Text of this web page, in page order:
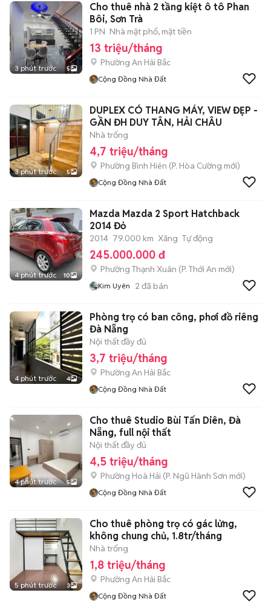
3 phút trước 5
Cho thuê nhà 2 tầng kiệt ô tô Phan
Bôi, Sơn Trà
1 PN Nhà mặt phố, mặt tiền
13 triệu/tháng
Phường An Hải Bắc
Cộng Đồng Nhà Đất
3 phút trước 5
DUPLEX CÓ THANG MÁY, VIEW ĐẸP -
GẦN ĐH DUY TÂN, HẢI CHÂU
Nhà trống
4,7 triệu/tháng
Phường Bình Hiên (P. Hòa Cường mới)
Cộng Đồng Nhà Đất
4 phút trước 10
Mazda Mazda 2 Sport Hatchback
2014 Đỏ
2014 79.000 km Xăng Tự động
245.000.000 đ
Phường Thạnh Xuân (P. Thới An mới)
Kim Uyên 2 đã bán
4 phút trước 4
Phòng trọ có ban công, phơi đồ riêng
Đà Nẵng
Nội thất đầy đủ
3,7 triệu/tháng
Phường An Hải Bắc
Cộng Đồng Nhà Đất
4 phút trước 5
Cho thuê Studio Bùi Tấn Diên, Đà
Nẵng, full nội thất
Nội thất đầy đủ
4,5 triệu/tháng
Phường Hoà Hải (P. Ngũ Hành Sơn mới)
Cộng Đồng Nhà Đất
5 phút trước 3
Cho thuê phòng trọ có gác lửng,
không chung chủ, 1.8tr/tháng
Nhà trống
1,8 triệu/tháng
Phường An Hải Bắc
Cộng Đồng Nhà Đất